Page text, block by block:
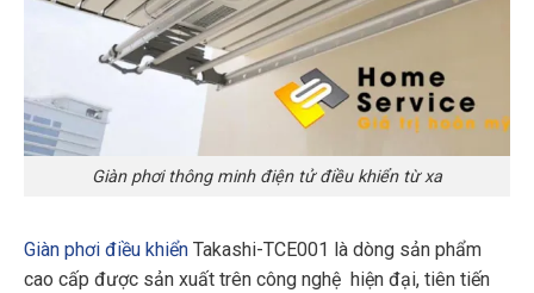
Giàn phơi thông minh điện tử điều khiển từ xa
Giàn phơi điều khiển Takashi-TCE001 là dòng sản phẩm
cao cấp được sản xuất trên công nghệ hiện đại, tiên tiến